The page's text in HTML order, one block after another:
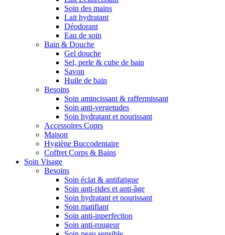
Soin des mains
Lait hydratant
Déodorant
Eau de soin
Bain & Douche
Gel douche
Sel, perle & cube de bain
Savon
Huile de bain
Besoins
Soin amincissant & raffermissant
Soin anti-vergetudes
Soin hydratant et nourissant
Accessoires Coprs
Maison
Hygiène Buccodentaire
Coffret Corps & Bains
Soin Visage
Besoins
Soin éclat & antifatigue
Soin anti-rides et anti-âge
Soin hydratant et nourissant
Soin matifiant
Soin anti-inperfection
Soin anti-rougeur